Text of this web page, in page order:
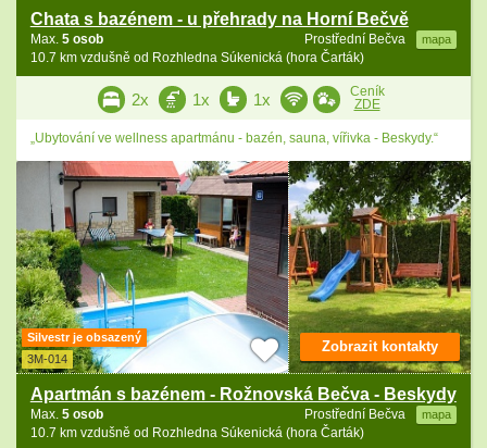
Chata s bazénem - u přehrady na Horní Bečvě
Prostřední Bečva mapa
Max. 5 osob
10.7 km vzdušně od Rozhledna Súkenická (hora Čarták)
2x 1x 1x
Ceník
ZDE
„Ubytování ve wellness apartmánu - bazén, sauna, vířivka - Beskydy.“
Silvestr je obsazený
3M-014
Apartmán s bazénem - Rožnovská Bečva - Beskydy
Prostřední Bečva mapa
Max. 5 osob
10.7 km vzdušně od Rozhledna Súkenická (hora Čarták)
Zobrazit kontakty